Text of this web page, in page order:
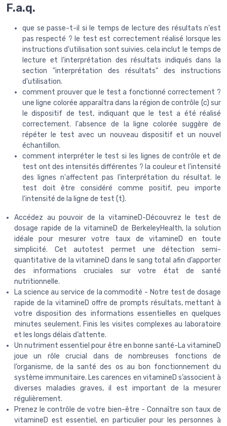
F.a.q.
que se passe-t-il si le temps de lecture des résultats n'est
pas respecté ? le test est correctement réalisé lorsque les
instructions d'utilisation sont suivies. cela inclut le temps de
lecture et l'interprétation des résultats indiqués dans la
section "interprétation des résultats" des instructions
d'utilisation.
comment prouver que le test a fonctionné correctement ?
une ligne colorée apparaîtra dans la région de contrôle (c) sur
le dispositif de test, indiquant que le test a été réalisé
correctement. l'absence de la ligne colorée suggère de
répéter le test avec un nouveau dispositif et un nouvel
échantillon.
comment interpréter le test si les lignes de contrôle et de
test ont des intensités différentes ? la couleur et l'intensité
des lignes n'affectent pas l'interprétation du résultat. le
test doit être considéré comme positif, peu importe
l'intensité de la ligne de test (t).
Accédez au pouvoir de la vitamineD-Découvrez le test de
dosage rapide de la vitamineD de BerkeleyHealth, la solution
idéale pour mesurer votre taux de vitamineD en toute
simplicité. Cet autotest permet une détection semi-
quantitative de la vitamineD dans le sang total afin d’apporter
des informations cruciales sur votre état de santé
nutritionnelle.
La science au service de la commodité - Notre test de dosage
rapide de la vitamineD offre de prompts résultats, mettant à
votre disposition des informations essentielles en quelques
minutes seulement. Finis les visites complexes au laboratoire
et les longs délais d’attente.
Un nutriment essentiel pour être en bonne santé-La vitamineD
joue un rôle crucial dans de nombreuses fonctions de
l’organisme, de la santé des os au bon fonctionnement du
système immunitaire. Les carences en vitamineD s’associent à
diverses maladies graves, il est important de la mesurer
régulièrement.
Prenez le contrôle de votre bien-être - Connaître son taux de
vitamineD est essentiel, en particulier pour les personnes à